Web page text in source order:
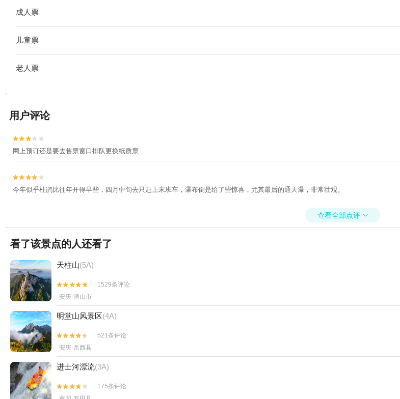
成人票
儿童票
老人票
用户评论


网上预订还是要去售票窗口排队更换纸质票


今年似乎杜鹃比往年开得早些，四月中旬去只赶上末班车，瀑布倒是给了些惊喜，尤其最后的通天瀑，非常壮观。
查看全部点评 
看了该景点的人还看了
天柱山(5A)


1529条评论
安庆·潜山市
明堂山风景区(4A)


521条评论
安庆·岳西县
进士河漂流(3A)


175条评论